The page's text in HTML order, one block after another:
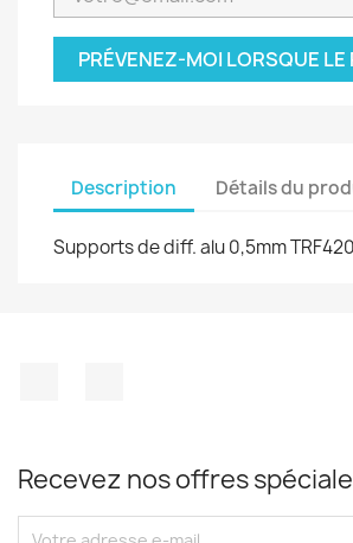
PRÉVENEZ-MOI LORSQUE
Description Détails du
Supports de diff. alu 0,5mm
Recevez nos offres